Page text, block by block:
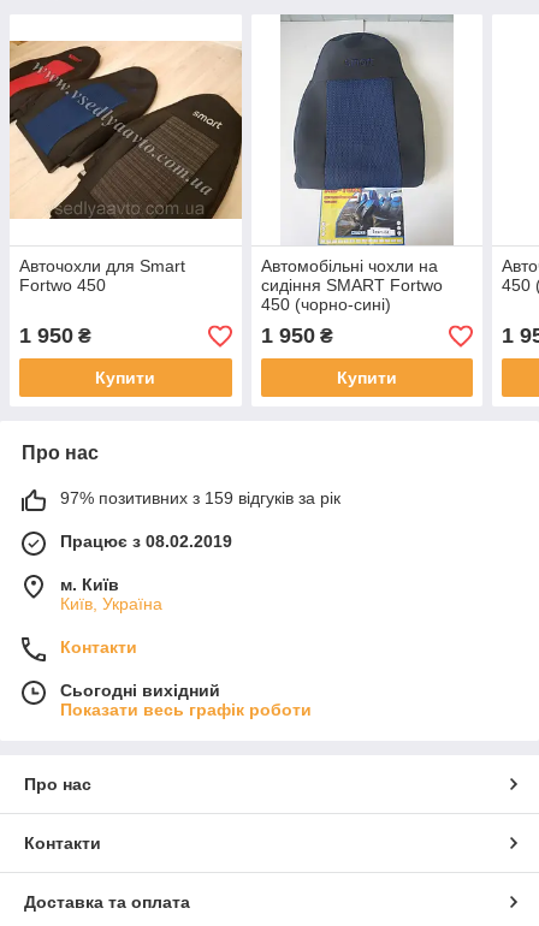
Авточохли для Smart
Fortwo 450
1 950 ₴
Купити
Автомобільні чохли на
сидіння SMART Fortwo
450 (чорно-сині)
1 950₴
Купити
450
1
Про нас
97% позитивних з 159 відгуків за рік
Працює з 08.02.2019
м. Київ
Київ, Україна
Контакти
Сьогодні вихідний
Показати весь графік роботи
Про нас
Контакти
Доставка та оплата